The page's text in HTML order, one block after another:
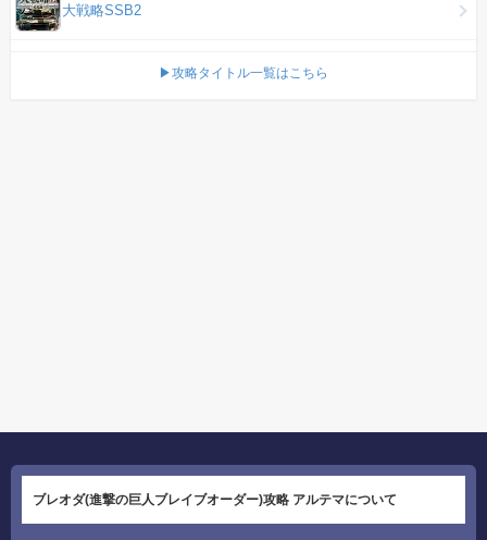
大戦略SSB2
▶攻略タイトル一覧はこちら
ブレオダ(進撃の巨人ブレイブオーダー)攻略 アルテマについて